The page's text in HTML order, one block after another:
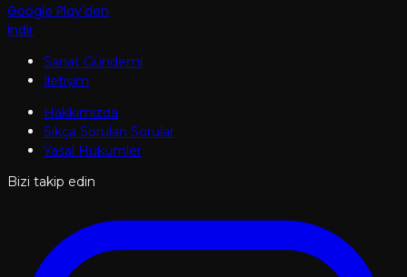
Google Play'den
İndir
Sanat Gündemi
İletişim
Hakkımızda
Sıkça Sorulan Sorular
Yasal Hükümler
Bizi takip edin